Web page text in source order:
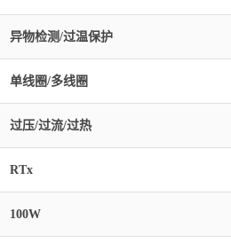
异物检测/过温保护
单线圈/多线圈
过压/过流/过热
RTx
100W